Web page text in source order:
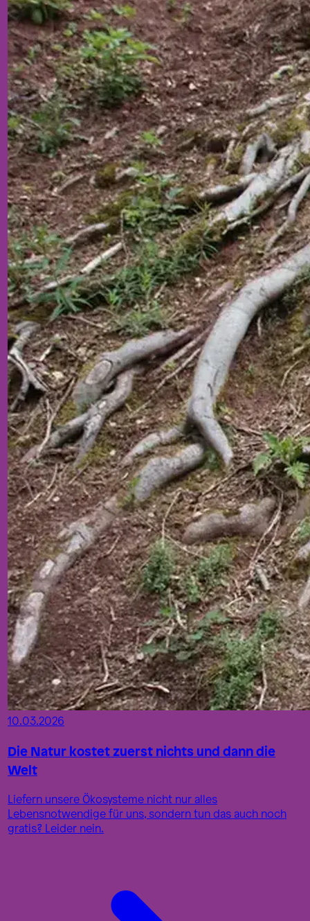
10.03.2026
Die Natur kostet zuerst nichts und dann die
Welt
Liefern unsere Ökosysteme nicht nur alles
Lebensnotwendige für uns, sondern tun das auch noch
gratis? Leider nein.